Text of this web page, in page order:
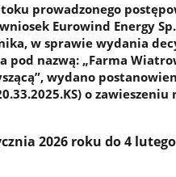
prowadzonego
Eurowind Energy
w sprawie wydania
nazwą: „Farma
wydano
o
2026 roku do 4